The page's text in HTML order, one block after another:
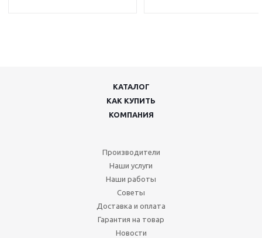
КАТАЛОГ
КАК КУПИТЬ
КОМПАНИЯ
Производители
Наши услуги
Наши работы
Советы
Доставка и оплата
Гарантия на товар
Новости